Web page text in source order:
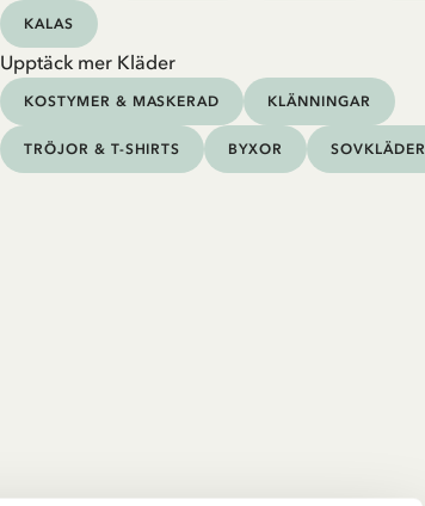
KALAS
Upptäck mer Kläder
KOSTYMER & MASKERAD KLÄNNINGAR
TRÖJOR & T-SHIRTS BYXOR SOVKLÄDER